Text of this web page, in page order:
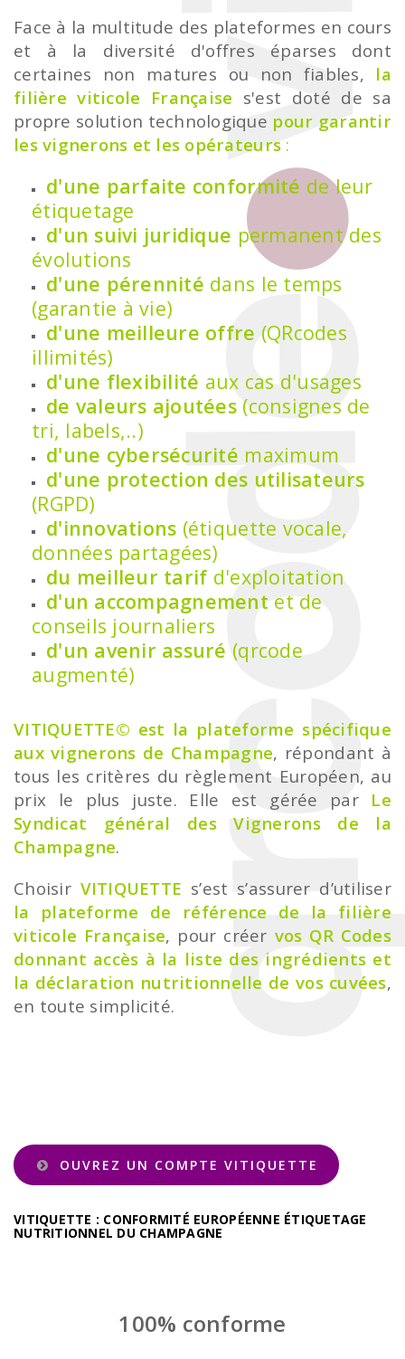
Face à la multitude des plateformes en cours
et à la diversité d'offres éparses dont
certaines non matures ou non fiables, la
filière viticole Française s'est doté de sa
propre solution technologique pour garantir
les vignerons et les opérateurs :
d'une parfaite conformité de leur
étiquetage
d'un suivi juridique permanent des
évolutions
d'une pérennité dans le temps
(garantie à vie)
d'une meilleure offre (QRcodes
illimités)
d'une flexibilité aux cas d'usages
de valeurs ajoutées (consignes de
tri, labels,..)
d'une cybersécurité maximum
d'une protection des utilisateurs
(RGPD)
d'innovations (étiquette vocale,
données partagées)
du meilleur tarif d'exploitation
d'un accompagnement et de
conseils journaliers
d'un avenir assuré (qrcode
augmenté)
VITIQUETTE© est la plateforme spécifique
aux vignerons de Champagne, répondant à
tous les critères du règlement Européen, au
prix le plus juste. Elle est gérée par Le
Syndicat général des Vignerons de la
Champagne.
Choisir VITIQUETTE s’est s’assurer d’utiliser
la plateforme de référence de la filière
viticole Française, pour créer vos QR Codes
donnant accès à la liste des ingrédients et
la déclaration nutritionnelle de vos cuvées,
en toute simplicité.
OUVREZ UN COMPTE VITIQUETTE
VITIQUETTE : CONFORMITÉ EUROPÉENNE ÉTIQUETAGE
NUTRITIONNEL DU CHAMPAGNE
100% conforme